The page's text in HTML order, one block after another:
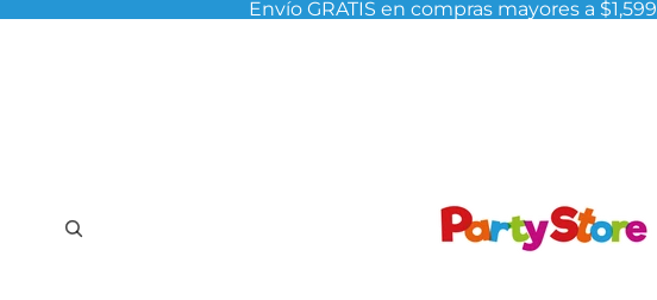
Envío GRATIS en compras mayores a $1,599